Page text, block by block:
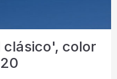
clásico', color